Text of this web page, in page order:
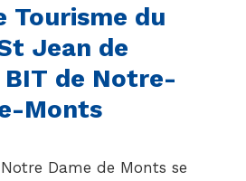
Tourisme du
Jean de
de Notre-
Monts
Dame de Monts se